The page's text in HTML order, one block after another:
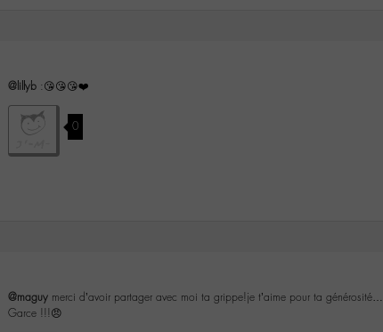
@lillyb :😘😘😘❤️
0
@maguy merci d’avoir partager avec moi ta grippe!je t’aime pour ta générosité…
Garce !!!😠